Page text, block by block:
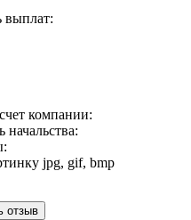
выплат:
компании:
начальства:
jpg, gif, bmp